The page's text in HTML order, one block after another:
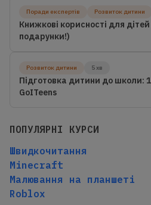
Поради експертів Розвиток дитини
Книжкові корисності для
подарунки!)
Розвиток дитини 5 хв
Підготовка дитини до школи:
GoITeens
ПОПУЛЯРНІ КУРСИ
Швидкочитання
Minecraft
Малювання на планшеті
Roblox